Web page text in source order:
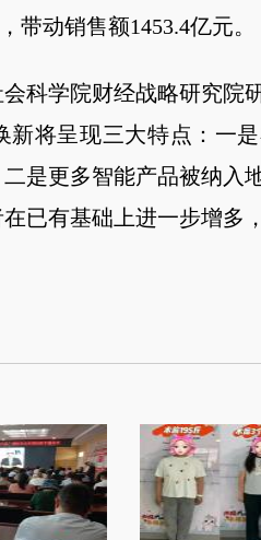
带动销售额1453.4亿元。
科学院财经战略研究院
新将呈现三大特点：一
是更多智能产品被纳入
已有基础上进一步增多